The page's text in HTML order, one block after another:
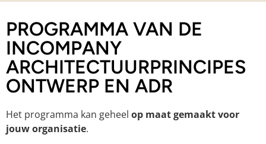
PROGRAMMA VAN DE
INCOMPANY
ARCHITECTUURPRINCIPES
ONTWERP EN ADR
Het programma kan geheel op maat gemaakt voor
jouw organisatie.